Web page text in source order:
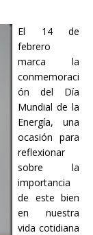
El 14 de
febrero
marca la
conmemoraci
ón del Día
Mundial de la
Energía, una
ocasión para
reflexionar
sobre la
importancia
de este bien
en nuestra
vida cotidiana